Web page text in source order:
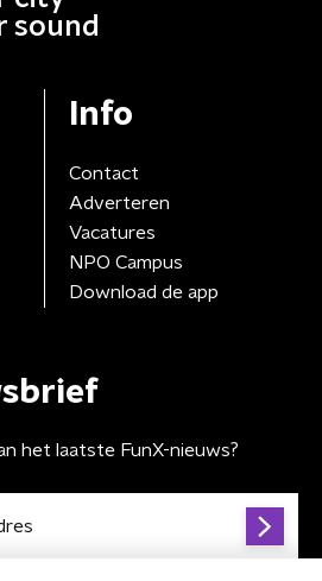
sound
Info
Contact
Adverteren
Vacatures
NPO Campus
Download de app
het laatste FunX-nieuws?